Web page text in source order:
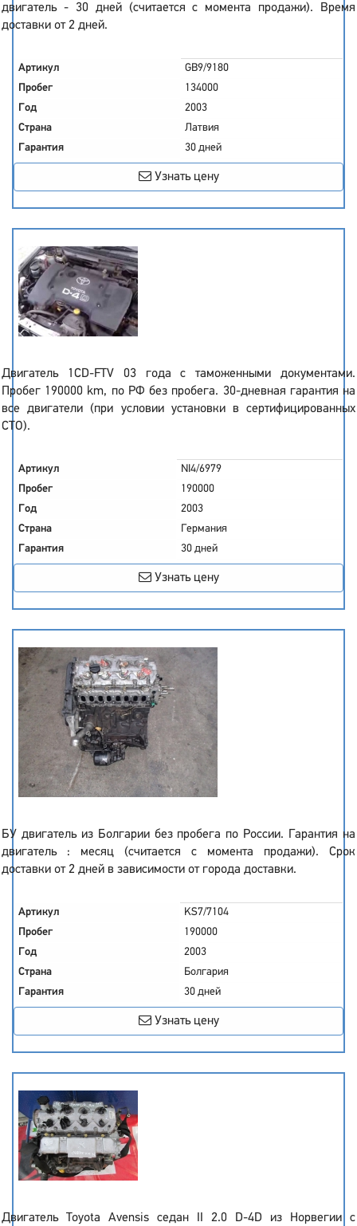
двигатель - 30 дней (считается с момента продажи). Время
доставки от 2 дней.
Артикул
GB9/9180
Пробег
134000
Год
2003
Страна
Латвия
Гарантия
30 дней
Узнать цену
Двигатель 1CD-FTV 03 года с таможенными документами.
Пробег 190000 km, по РФ без пробега. 30-дневная гарантия на
все двигатели (при условии установки в сертифицированных
СТО).
Артикул
NI4/6979
Пробег
190000
Год
2003
Страна
Германия
Гарантия
30 дней
Узнать цену
БУ двигатель из Болгарии без пробега по России. Гарантия на
двигатель : месяц (считается с момента продажи). Срок
доставки от 2 дней в зависимости от города доставки.
Артикул
KS7/7104
Пробег
190000
Год
2003
Страна
Болгария
Гарантия
30 дней
Узнать цену
Двигатель Toyota Avensis седан II 2.0 D-4D из Норвегии с